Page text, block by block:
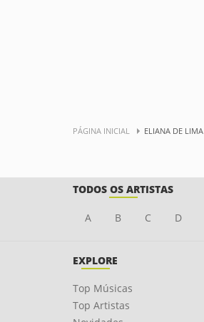
PÁGINA INICIAL ELIANA DE LIMA
TODOS OS ARTISTAS
A B C D
EXPLORE
Top Músicas
Top Artistas